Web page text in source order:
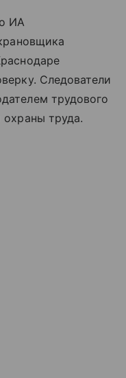
ИА
Следователи
трудового
охраны труда.